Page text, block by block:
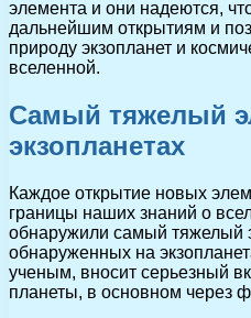
элемента и они надеются,
дальнейшим открытиям и
природу экзопланет и
вселенной.
Самый тяжелый
экзопланетах
Каждое открытие новых
границы наших знаний о
обнаружили самый тяжелый
обнаруженных на
ученым, вносит серьезный
планеты, в основном через